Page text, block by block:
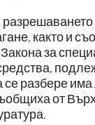
както и
за
се разбере
от